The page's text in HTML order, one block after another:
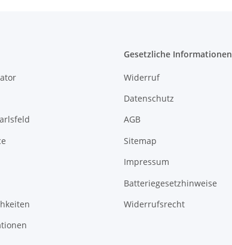
Gesetzliche Informationen
Widerruf
Datenschutz
AGB
Sitemap
Impressum
Batteriegesetzhinweise
Widerrufsrecht